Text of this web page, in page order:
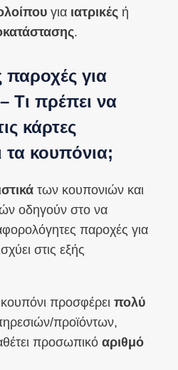
για ιατρικές ή
.
για
Τι πρέπει να
κάρτες
κουπόνια;
των κουπονιών και
οδηγούν στο να
παροχές για
στις εξής
προσφέρει πολύ
προϊόντων,
προσωπικό αριθμό